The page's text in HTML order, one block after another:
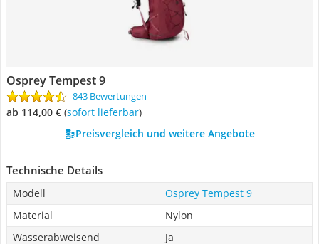
Osprey Tempest 9
843 Bewertungen
ab 114,00 € ( Sofort lieferbar)
Preisvergleich und weitere Angebote
Technische Details
Modell
Osprey Tempest 9
Material
Nylon
Wasserabweisend
Ja